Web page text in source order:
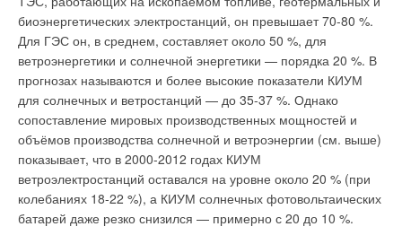
биоэнергетических электростанций, он превышает 70-80 %.
Для ГЭС он, в среднем, составляет около 50 %, для
ветроэнергетики и солнечной энергетики — порядка 20 %. В
прогнозах называются и более высокие показатели КИУМ
для солнечных и ветростанций — до 35-37 %. Однако
сопоставление мировых производственных мощностей и
объёмов производства солнечной и ветроэнергии (см. выше)
показывает, что в 2000-2012 годах КИУМ
ветроэлектростанций оставался на уровне около 20 % (при
колебаниях 18-22 %), а КИУМ солнечных фотовольтаических
батарей даже резко снизился — примерно с 20 до 10 %.